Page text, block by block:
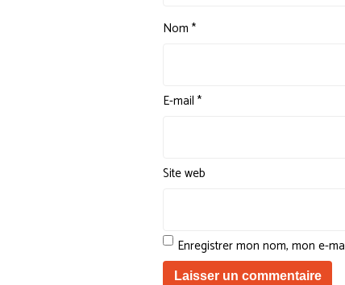
Nom *
E-mail *
Site web
Enregistrer mon nom, mon e-